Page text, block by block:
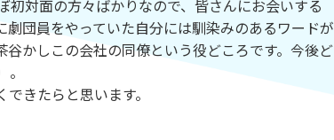
対面の方々ばかりなので、皆さんにお会いする
団員をやっていた自分には馴染みのあるワードが
かしこの会社の同僚という役どころです。今後ど
きたらと思います。